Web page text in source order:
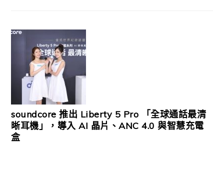
soundcore 推出 Liberty 5 Pro 「全球通話最清
晰耳機」，導入 AI 晶片、ANC 4.0 與智慧充電
盒